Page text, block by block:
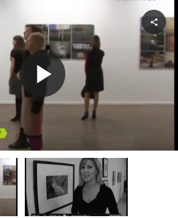
Play
Video